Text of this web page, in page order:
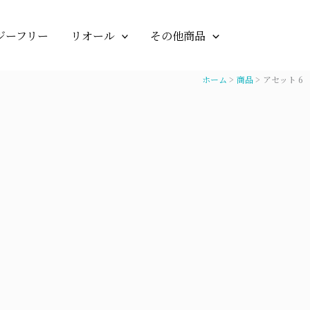
ーフリー リオール その他商品
ホーム 商品 アセット 6